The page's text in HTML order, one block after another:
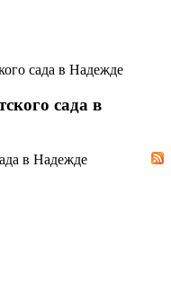
сада в Надежде
сада в
в Надежде